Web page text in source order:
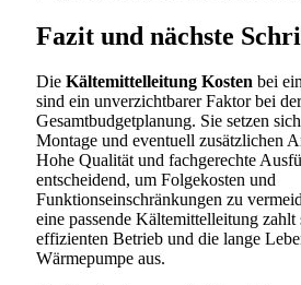
Fazit und nächste
Die Kältemittelleitung Kosten bei
sind ein unverzichtbarer Faktor bei der
Gesamtbudgetplanung. Sie setzen
Montage und eventuell zusätzlichen
Hohe Qualität und fachgerechte
entscheidend, um Folgekosten und
Funktionseinschränkungen zu
eine passende Kältemittelleitung zahlt
effizienten Betrieb und die lange
Wärmepumpe aus.